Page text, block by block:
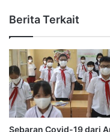
Berita Terkait
Sebaran Covid-19 dari